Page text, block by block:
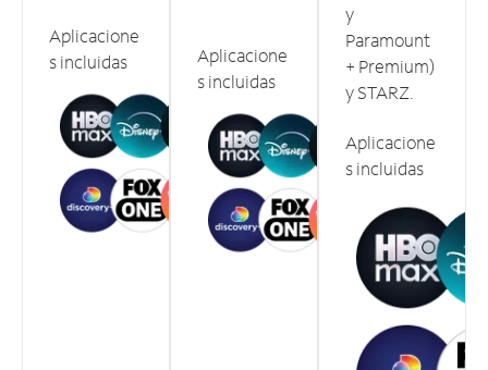
Aplicacione
s incluidas
Aplicacione
s incluidas
y
Paramount
+ Premium)
y STARZ.
Aplicacione
s incluidas